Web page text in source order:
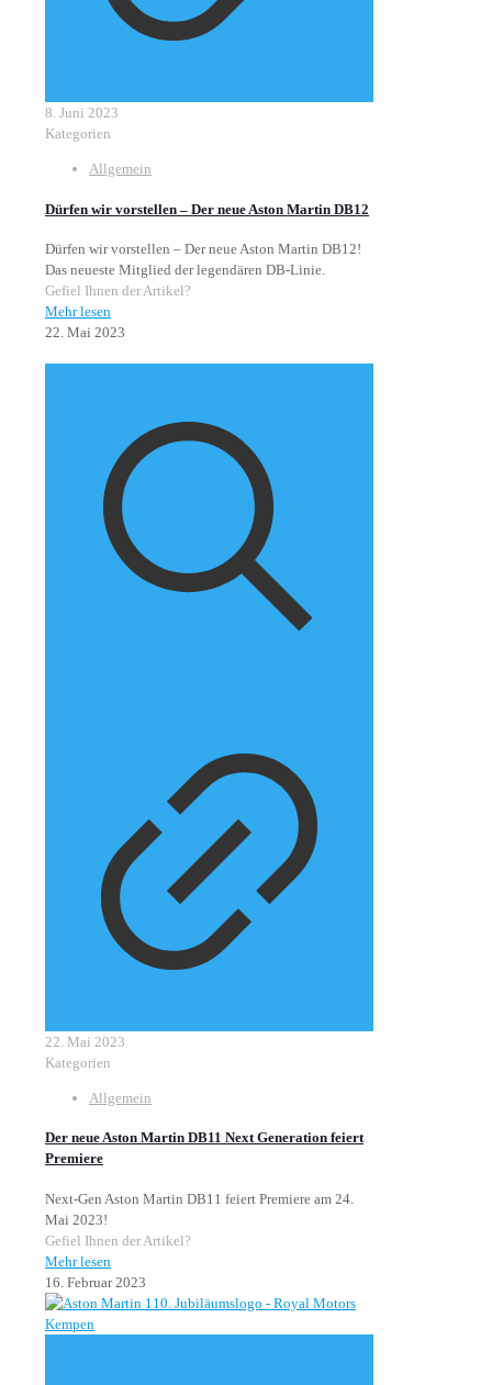
8. Juni 2023
Kategorien
Allgemein
Dürfen wir vorstellen – Der neue Aston Martin DB12
Dürfen wir vorstellen – Der neue Aston Martin DB12!
Das neueste Mitglied der legendären DB-Linie.
Gefiel Ihnen der Artikel?
Mehr lesen
22. Mai 2023
22. Mai 2023
Kategorien
Allgemein
Der neue Aston Martin DB11 Next Generation feiert
Premiere
Next-Gen Aston Martin DB11 feiert Premiere am 24.
Mai 2023!
Gefiel Ihnen der Artikel?
Mehr lesen
16. Februar 2023